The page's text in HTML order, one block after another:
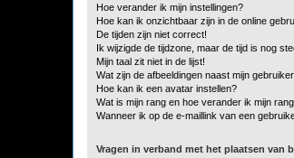
Hoe verander ik mijn instellingen?
Hoe kan ik onzichtbaar zijn in de online
De tijden zijn niet correct!
Ik wijzigde de tijdzone, maar de tijd is nog
Mijn taal zit niet in de lijst!
Wat zijn de afbeeldingen naast mijn
Hoe kan ik een avatar instellen?
Wat is mijn rang en hoe verander ik mijn
Wanneer ik op de e-maillink van een
Vragen in verband met het plaatsen van